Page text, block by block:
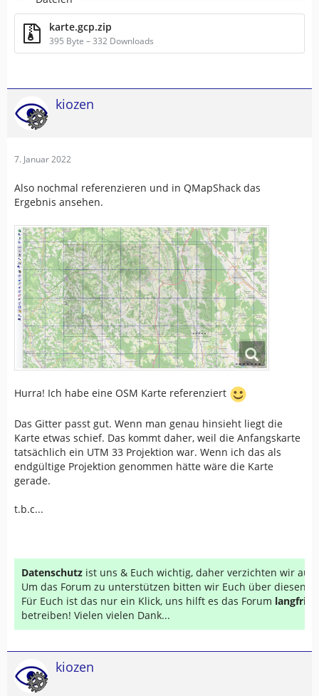
karte.gcp.zip
395 Byte – 332 Downloads
kiozen
7. Januar 2022
Also nochmal referenzieren und in QMapShack das
Ergebnis ansehen.
Hurra! Ich habe eine OSM Karte referenziert
Das Gitter passt gut. Wenn man genau hinsieht liegt die
Karte etwas schief. Das kommt daher, weil die Anfangskarte
tatsächlich ein UTM 33 Projektion war. Wenn ich das als
endgültige Projektion genommen hätte wäre die Karte
gerade.
t.b.c...
Datenschutz ist uns & Euch wichtig, daher verzichten wir auf
Um das Forum zu unterstützen bitten wir Euch über diesen
Für Euch ist das nur ein Klick, uns hilft es das Forum
betreiben! Vielen vielen Dank...
kiozen